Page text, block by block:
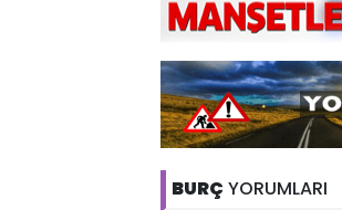
BURÇ YORUMLARI